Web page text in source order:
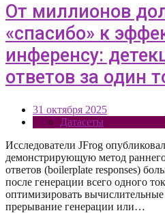
От миллионов
«спасибо» к
инференсу:
ответов за один
31 октября 2025
Датасеты
Исследователи JFrog
демонстрирующую метод
ответов (boilerplate responses)
после генерации всего одного
оптимизировать вычислительные
прерывание генерации или…